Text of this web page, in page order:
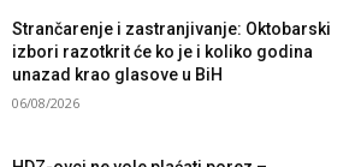
Strančarenje i zastranjivanje: Oktobarski
izbori razotkrit će ko je i koliko godina
unazad krao glasove u BiH
06/08/2026